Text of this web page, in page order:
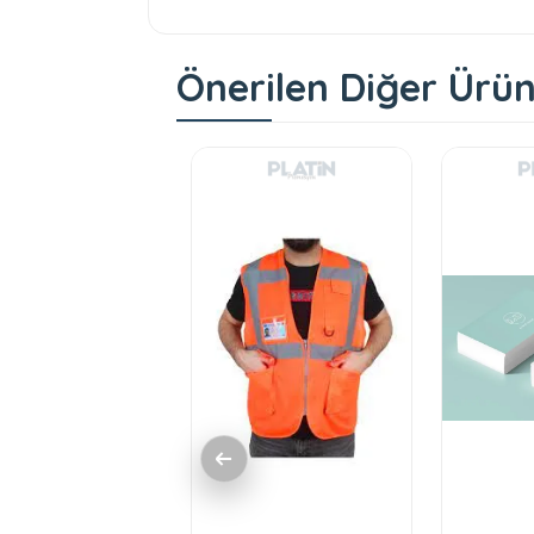
Önerilen Diğer